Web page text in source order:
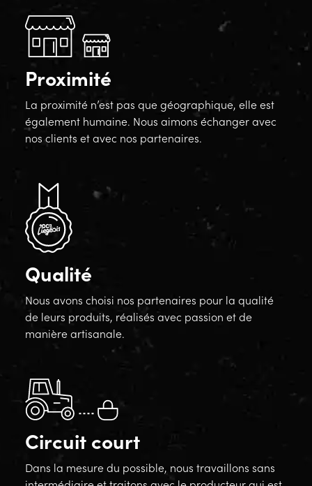
Proximité
La proximité n’est pas que géographique, elle est
également humaine. Nous aimons échanger avec
nos clients et avec nos partenaires.
Qualité
Nous avons choisi nos partenaires pour la qualité
de leurs produits, réalisés avec passion et de
manière artisanale.
Circuit court
Dans la mesure du possible, nous travaillons sans